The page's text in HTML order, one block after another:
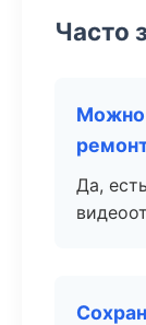
Часто
Можно
Да,